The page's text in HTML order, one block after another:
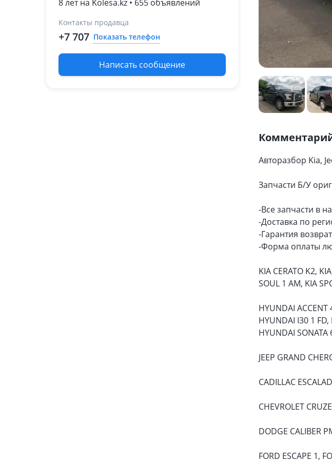
8 лет на Kolesa.kz • 655 объявлений
Контакты продавца
+7 707 Показать телефон
Написать сообщение
Авторазбор Kia,
Запчасти Б/У
-Все запчасти в
-Доставка по
-Гарантия
-Форма оплаты
KIA CERATO K2,
SOUL 1 AM, KIA
HYUNDAI ACCENT
HYUNDAI I30 1 FD,
HYUNDAI
JEEP GRAND
CADILLAC
CHEVROLET
DODGE CALIBER
FORD ESCAPE 1,